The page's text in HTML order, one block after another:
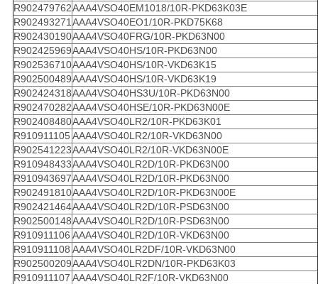
R902479762AAA4VSO40EM1018/10R-PKD63K03E
R902493271 AAA4VSO40EO1/10R-PKD75K68
R902430190AAA4VSO40FRG/10R-PKD63N00
R902425969AAA4VSO40HS/10R-PKD63N00
R902536710AAA4VSO40HS/10R-VKD63K15
R902500489AAA4VSO40HS/10R-VKD63K19
R902424318AAA4VSO40HS3U/10R-PKD63N00
R902470282AAA4VSO40HSE/10R-PKD63N00E
R902408480AAA4VSO40LR2/10R-PKD63K01
R910911105 AAA4VSO40LR2/10R-VKD63N00
R902541223AAA4VSO40LR2/10R-VKD63N00E
R910948433AAA4VSO40LR2D/10R-PKD63N00
R910943697AAA4VSO40LR2D/10R-PKD63N00
R902491810AAA4VSO40LR2D/10R-PKD63N00E
R902421464AAA4VSO40LR2D/10R-PSD63N00
R902500148AAA4VSO40LR2D/10R-PSD63N00
R910911106 AAA4VSO40LR2D/10R-VKD63N00
R910911108 AAA4VSO40LR2DF/10R-VKD63N00
R902500209AAA4VSO40LR2DN/10R-PKD63K03
R910911107 AAA4VSO40LR2F/10R-VKD63N00